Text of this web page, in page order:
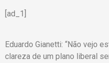
[ad_1]
Eduardo Gianetti: “Não vejo
clareza de um plano liberal